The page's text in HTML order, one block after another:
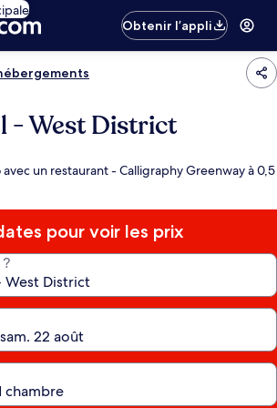
Obtenir l’appli
- West District
un restaurant - Calligraphy Greenway à 0,5
pour voir les prix